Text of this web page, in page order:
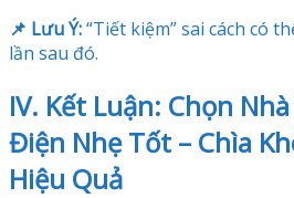
📌 Lưu Ý:“Tiết kiệm” sai cách có
lần sau đó.
IV. Kết Luận: Chọn
Điện Nhẹ Tốt – Chìa
Hiệu Quả